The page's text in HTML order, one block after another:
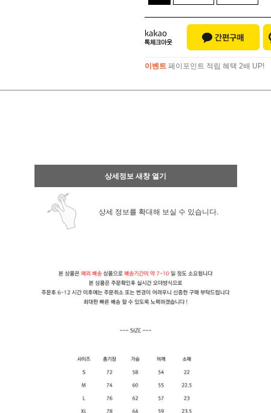
이벤트 페이포인트 적립 혜택 2배 UP!
상세정보 새창 열기
상세 정보를 확대해 보실 수 있습니다.